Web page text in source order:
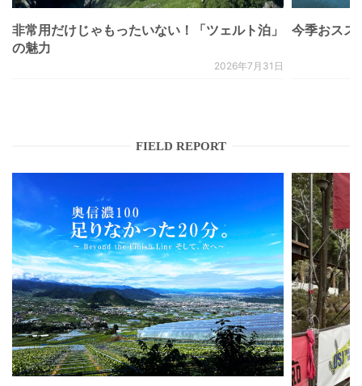
非常用だけじゃもったいない！「ツェルト泊」
の魅力
2026年7月31日
今季おスス
FIELD REPORT